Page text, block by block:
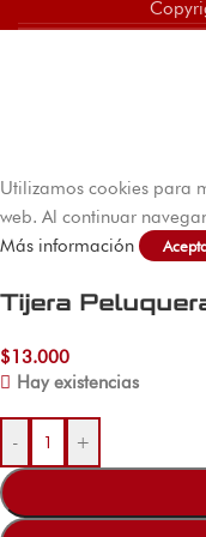
Utilizamos cookies para
web. Al continuar
Más información
Tijera
$13.000
Hay existencias
- +